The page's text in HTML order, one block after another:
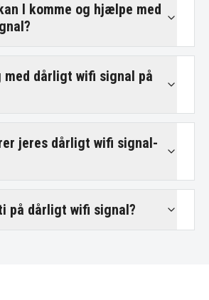
I komme og hjælpe med
med dårligt wifi signal på
jeres dårligt wifi signal-
på dårligt wifi signal?